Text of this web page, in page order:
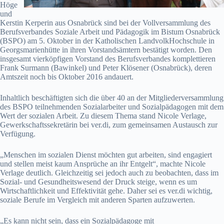
Höge
und
Kerstin Kerperin aus Osnabrück sind bei der Vollversammlung des
Berufsverbandes Soziale Arbeit und Pädagogik im Bistum Osnabrück
(BSPO) am 5. Oktober in der Katholischen LandvolkHochschule in
Georgsmarienhütte in ihren Vorstandsämtern bestätigt worden. Den
insgesamt vierköpfigen Vorstand des Berufsverbandes komplettieren
Frank Surmann (Bawinkel) und Peter Klösener (Osnabrück), deren
Amtszeit noch bis Oktober 2016 andauert.
Inhaltlich beschäftigten sich die über 40 an der Mitgliederversammlung
des BSPO teilnehmenden Sozialarbeiter und Sozialpädagogen mit dem
Wert der sozialen Arbeit. Zu diesem Thema stand Nicole Verlage,
Gewerkschaftssekretärin bei ver.di, zum gemeinsamen Austausch zur
Verfügung.
„Menschen im sozialen Dienst möchten gut arbeiten, sind engagiert
und stellen meist kaum Ansprüche an ihr Entgelt“, machte Nicole
Verlage deutlich. Gleichzeitig sei jedoch auch zu beobachten, dass im
Sozial- und Gesundheitswesend der Druck steige, wenn es um
Wirtschaftlichkeit und Effektivität gehe. Daher sei es ver.di wichtig,
soziale Berufe im Vergleich mit anderen Sparten aufzuwerten.
„Es kann nicht sein, dass ein Sozialpädagoge mit